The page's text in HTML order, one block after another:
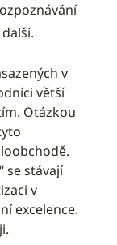
v
větší
Otázkou
se stávají
v
excelence.